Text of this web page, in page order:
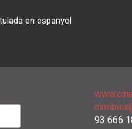
en espanyol
93 666